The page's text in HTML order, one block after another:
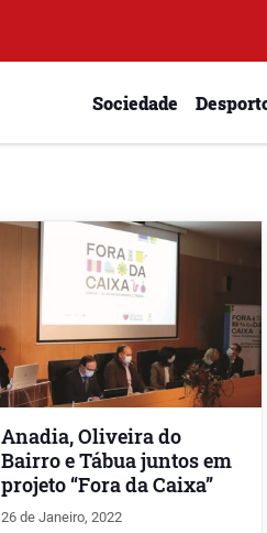
Sociedade
Anadia, Oliveira do
Bairro e Tábua juntos em
projeto “Fora da Caixa”
26 de Janeiro, 2022